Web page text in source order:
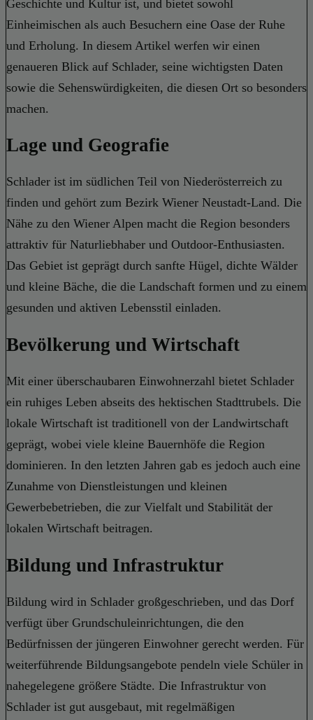
Geschichte und Kultur ist, und bietet sowohl
Einheimischen als auch Besuchern eine Oase der Ruhe
und Erholung. In diesem Artikel werfen wir einen
genaueren Blick auf Schlader, seine wichtigsten Daten
sowie die Sehenswürdigkeiten, die diesen Ort so besonders
machen.
Lage und Geografie
Schlader ist im südlichen Teil von Niederösterreich zu
finden und gehört zum Bezirk Wiener Neustadt-Land. Die
Nähe zu den Wiener Alpen macht die Region besonders
attraktiv für Naturliebhaber und Outdoor-Enthusiasten.
Das Gebiet ist geprägt durch sanfte Hügel, dichte Wälder
und kleine Bäche, die die Landschaft formen und zu einem
gesunden und aktiven Lebensstil einladen.
Bevölkerung und Wirtschaft
Mit einer überschaubaren Einwohnerzahl bietet Schlader
ein ruhiges Leben abseits des hektischen Stadttrubels. Die
lokale Wirtschaft ist traditionell von der Landwirtschaft
geprägt, wobei viele kleine Bauernhöfe die Region
dominieren. In den letzten Jahren gab es jedoch auch eine
Zunahme von Dienstleistungen und kleinen
Gewerbebetrieben, die zur Vielfalt und Stabilität der
lokalen Wirtschaft beitragen.
Bildung und Infrastruktur
Bildung wird in Schlader großgeschrieben, und das Dorf
verfügt über Grundschuleinrichtungen, die den
Bedürfnissen der jüngeren Einwohner gerecht werden. Für
weiterführende Bildungsangebote pendeln viele Schüler in
nahegelegene größere Städte. Die Infrastruktur von
Schlader ist gut ausgebaut, mit regelmäßigen